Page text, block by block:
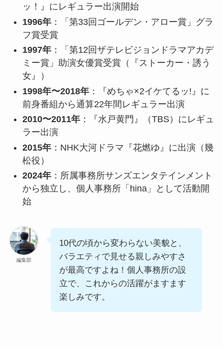
ッ！』にレギュラー出演開始
1996年：「第33回ゴールデン・アロー賞」グラ
フ賞受賞
1997年：「第12回ザテレビジョンドラマアカデ
ミー賞」助演女優賞受賞（『ストーカー・誘う
女』）
1998年〜2018年：『めちゃ×2イケてるッ!』に
前身番組から通算22年間レギュラー出演
2010〜2011年：『水戸黄門』（TBS）にレギュ
ラー出演
2015年：NHK大河ドラマ『花燃ゆ』に出演（幾
松役）
2024年：所属事務所サンズエンタテインメント
から独立し、個人事務所「hina」として活動開
始
編集部
10代の頃から変わらない美貌と、
バラエティで見せる親しみやすさ
が最高ですよね！個人事務所の設
立で、これからの活躍がますます
楽しみです。